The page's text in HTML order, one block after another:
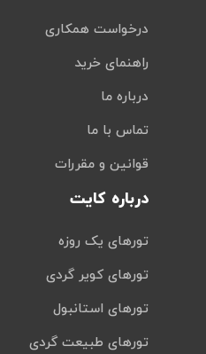
درخواست همکاری
راهنمای خرید
درباره ما
تماس با ما
قوانین و مقررات
درباره کایت
تورهای یک روزه
تورهای کویر گردی
تورهای استانبول
تورهای طبیعت گردی